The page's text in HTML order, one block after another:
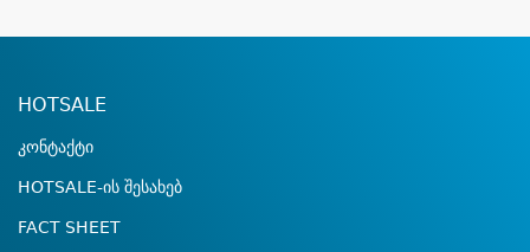
HOTSALE
კონტაქტი
HOTSALE-ის შესახებ
FACT SHEET